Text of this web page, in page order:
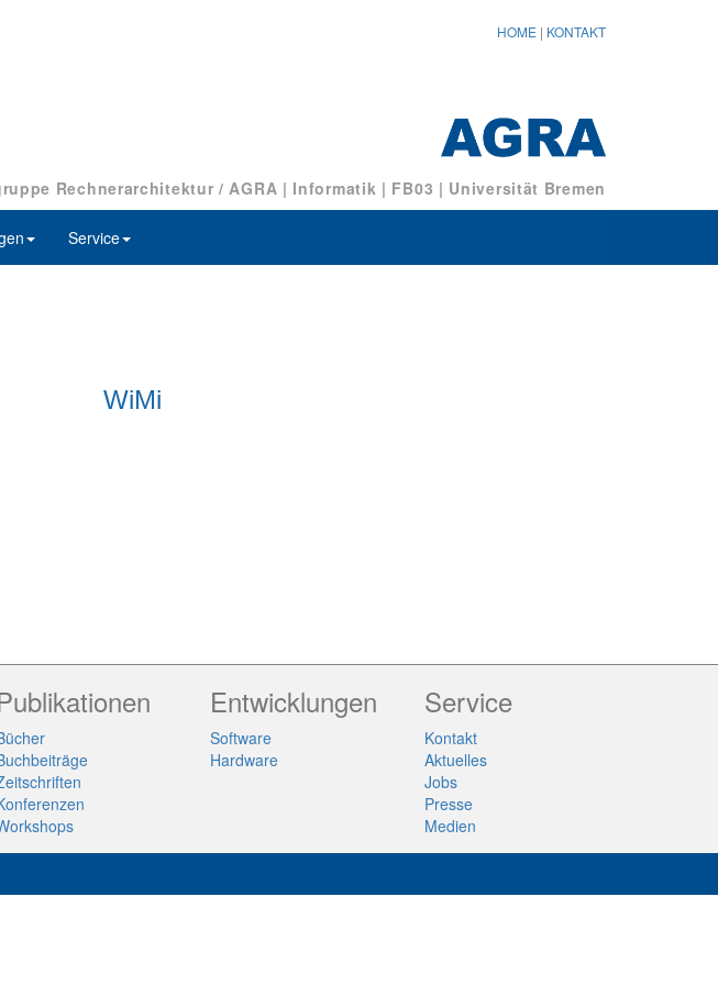
HOME | KONTAKT
Rechnerarchitektur / AGRA | Informatik | FB03 | Universität Bremen
Service
WiMi
Entwicklungen
Software
Hardware
Service
Kontakt
Aktuelles
Jobs
Presse
Medien